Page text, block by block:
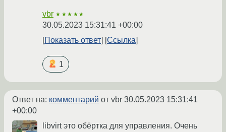
vbr ★★★★★
30.05.2023 15:31:41 +00:00
Показать ответ
Ссылка
1
Ответ на: комментарий от vbr 30.05.2023 15:31:41
+00:00
libvirt это обёртка для управления. Очень